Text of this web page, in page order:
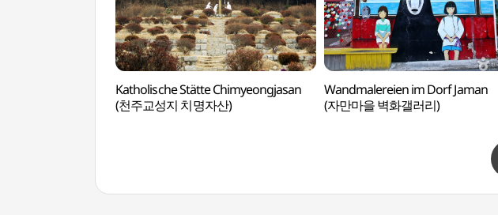
Katholische Stätte Chimyeongjasan
(천주교성지 치명자산)
Wandmalereien im Dorf Jaman
(자만마을 벽화갤러리)